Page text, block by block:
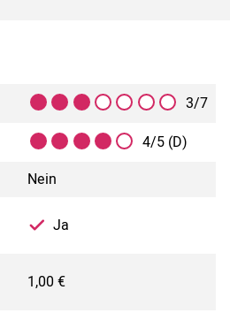
3/7
4/5 (D)
Nein
Ja
1,00 €